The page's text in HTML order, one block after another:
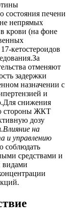
состояния печени
непрямых
крови (на фоне
кетостероидов
отменяют
задержки
назначении с
и
снижения
стороны ЖКТ
дозу
Влияние на
и управлению
соблюдать
средствами и
видами